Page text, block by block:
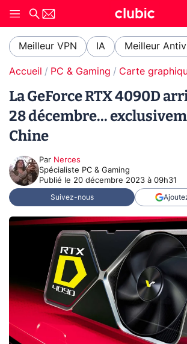
Meilleur VPN IA Meilleur
Accueil PC & Gaming Carte
La GeForce RTX 4090D
28 décembre...
Chine
Par Nerces
Spécialiste PC & Gaming
Publié le 20 décembre 2023 à 09h31
Suivez-nous